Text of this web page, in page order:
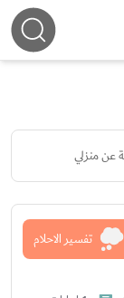
عن منزلي
تفسير الاحلام